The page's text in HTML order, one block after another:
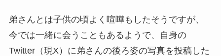
弟さんとは子供の頃よく喧嘩もしたそうですが、
今では一緒に会うこともあるようで、自身の
Twitter（現X）に弟さんの後ろ姿の写真を投稿した